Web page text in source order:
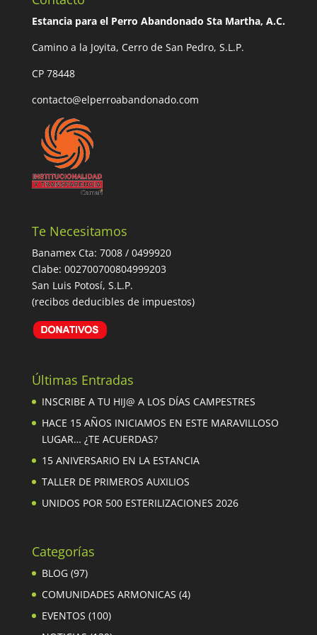
Estancia para el Perro Abandonado Sta Martha, A.C.
Camino a la Joyita, Cerro de San Pedro, S.L.P.
CP 78448
contacto@elperroabandonado.com
Te Necesitamos
Banamex Cta: 7008 / 0499920
Clabe: 002700700804999203
San Luis Potosí, S.L.P.
(recibos deducibles de impuestos)
Últimas Entradas
INSCRIBE A TU HIJ@ A LOS DÍAS CAMPESTRES
HACE 15 AÑOS INICIAMOS EN ESTE MARAVILLOSO
LUGAR… ¿TE ACUERDAS?
15 ANIVERSARIO EN LA ESTANCIA
TALLER DE PRIMEROS AUXILIOS
UNIDOS POR 500 ESTERILIZACIONES 2026
Categorías
BLOG(97)
COMUNIDADES ARMONICAS (4)
EVENTOS (100)